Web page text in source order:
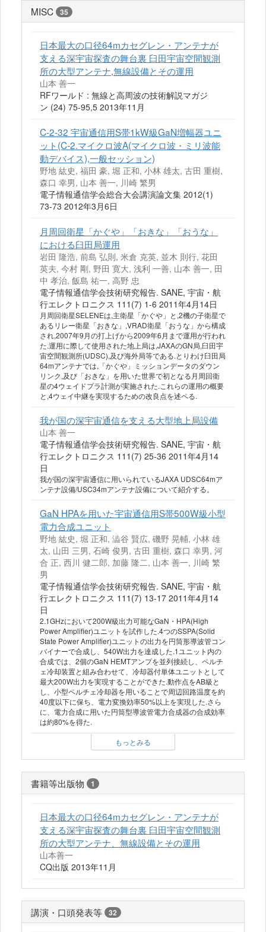
MISC 35
日本最大の口径64mカセグレン・アンテナが
支える深宇宙探査の舞台裏 臼田宇宙空間観測
所の大型アンテナ,無線設備とその運用
山本 善一
RFワールド : 無線と高周波の技術解説マガジ
ン (24) 75-95,5 2013年11月
C-2-32 宇宙通信用S帯1kW級GaN増幅器ユニ
ット(C-2.マイクロ波A(マイクロ波・ミリ波能
動デバイス),一般セッション)
野地 紘史, 福田 豪, 堀 正和, 小林 雄太, 古田 重樹,
森口 幸男, 山本 善一, 川崎 繁男
電子情報通信学会総合大会講演論文集 2012(1)
73-73 2012年3月6日
月周回衛星「かぐや」「おきな」「おうな」
における臼田局運用
岩田 隆浩, 前島 弘則, 米倉 克英, 並木 則行, 花田
英夫, 今村 剛, 野田 寛大, 浅利 一善, 山本 善一, 田
中 孝治, 飯島 祐一, 高野 忠
電子情報通信学会技術研究報告. SANE, 宇宙・航
行エレクトロニクス 111(7) 1-6 2011年4月14日
月周回衛星SELENEは,主衛星「かぐや」と,2機の子衛星で
あるリレー衛星「おきな」,VRAD衛星「おうな」から構成
され,2007年9月の打上げから2009年6月まで運用が行われ
た.運用に際して使用された地上局は,JAXAのGN局,臼田宇
宙空間観測所(UDSC),及び海外局等である.とりわけ臼田局
64mアンテナでは,「かぐや」ミッションデータのダウン
リンク,及び「おきな」を用いた世界で初となる月周回衛
星の4ウェイドプラ計測が実施された.これらの運用の概要
と,4ウェイ中継を実現するための改良点を述ペる.
我が国の深宇宙通信を支える大型地上局設備
山本 善一
電子情報通信学会技術研究報告. SANE, 宇宙・航
行エレクトロニクス 111(7) 25-36 2011年4月14
日
我が国の深宇宙通信に用いられているJAXA UDSC64mア
ンテナ設備/USC34mアンテナ設備について紹介する。
GaN HPAを用いた宇宙通信用S帯500W級小型
電力合成ユニット
野地 紘史, 堀 正和, 澁谷 賢広, 磯野 晃輔, 小林 雄
太, 山田 三男, 石崎 俊男, 古田 重樹, 森口 幸男, 河
合 正, 西川 健二郎, 加藤 隆二, 山本 善一, 川崎 繁
男
電子情報通信学会技術研究報告. SANE, 宇宙・航
行エレクトロニクス 111(7) 13-17 2011年4月14
日
2.1GHzにおいて200W級出力可能なGaN・HPA(High
Power Amplifier)ユニットを試作した.4つのSSPA(Solid
State Power Amplifier)ユニットの出力を円筒形導波管コン
バイナーで合成し、540W出力を達成した.1ユニット内の
合成では、2個のGaN HEMTアンプを並列接続し、ペルチ
ェ冷却装置と組み合わせて、冷却器付単体ユニットとして
最大200W出力を実現することができた.動作点をAB級と
し、小型ペルチェ冷却器を用いることで周辺回路温度を約
40度以下に保ち、電力変換効率50%以上を実現した.さら
に、電力合成に用いた円筒型導波管電力合成器の合成効率
は約80%を得た.
もっとみる
書籍等出版物 1
日本最大の口径64mカセグレン・アンテナが
支える深宇宙探査の舞台裏 臼田宇宙空間観測
所の大型アンテナ、無線設備とその運用
山本善一
CQ出版 2013年11月
講演・口頭発表等 32